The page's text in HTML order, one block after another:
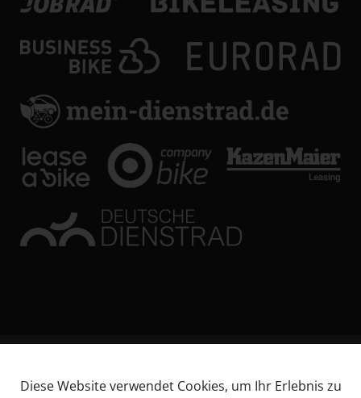
Diese Website verwendet Cookies, um Ihr Erlebnis zu